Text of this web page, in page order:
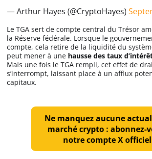
Indicateurs techniques
Meilleures plateformes
Meilleurs wallets
— Arthur Hayes (@CryptoHayes)
Le TGA sert de compte central du Trésor
la Réserve fédérale. Lorsque le
compte, cela retire de la liquidité du
peut mener à une hausse des taux
Mais une fois le TGA rempli, cet effet de
s’interrompt, laissant place à un afflux
capitaux.
Ne manquez aucune
marché crypto : abonnez-
notre compte X